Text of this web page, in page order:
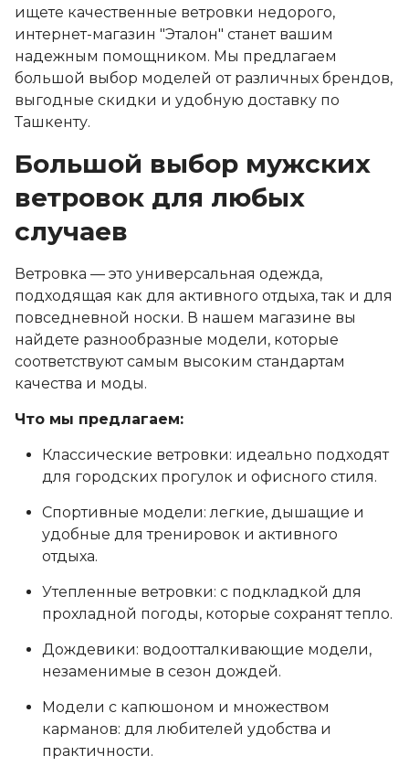
ищете качественные ветровки недорого,
интернет-магазин "Эталон" станет вашим
надежным помощником. Мы предлагаем
большой выбор моделей от различных брендов,
выгодные скидки и удобную доставку по
Ташкенту.
Большой выбор мужских
ветровок для любых
случаев
Ветровка — это универсальная одежда,
подходящая как для активного отдыха, так и для
повседневной носки. В нашем магазине вы
найдете разнообразные модели, которые
соответствуют самым высоким стандартам
качества и моды.
Что мы предлагаем:
Классические ветровки: идеально подходят
для городских прогулок и офисного стиля.
Спортивные модели: легкие, дышащие и
удобные для тренировок и активного
отдыха.
Утепленные ветровки: с подкладкой для
прохладной погоды, которые сохранят тепло.
Дождевики: водоотталкивающие модели,
незаменимые в сезон дождей.
Модели с капюшоном и множеством
карманов: для любителей удобства и
практичности.